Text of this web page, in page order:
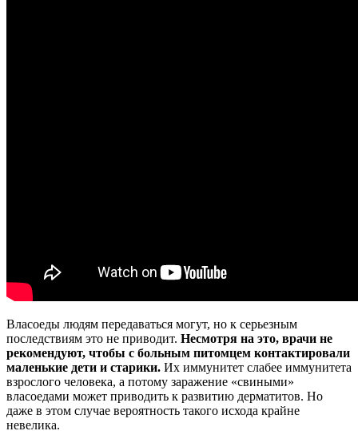
Власоеды людям передаваться могут, но к серьезным
последствиям это не приводит. Несмотря на это, врачи не
рекомендуют, чтобы с больным питомцем контактировали
маленькие дети и старики. Их иммунитет слабее иммунитета
взрослого человека, а потому заражение «свиными»
власоедами может приводить к развитию дерматитов. Но
даже в этом случае вероятность такого исхода крайне
невелика.